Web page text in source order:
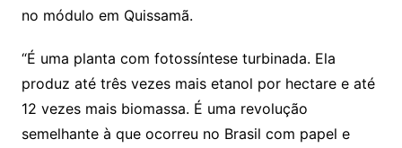
no módulo em Quissamã.
“É uma planta com fotossíntese turbinada. Ela
produz até três vezes mais etanol por hectare e até
12 vezes mais biomassa. É uma revolução
semelhante à que ocorreu no Brasil com papel e